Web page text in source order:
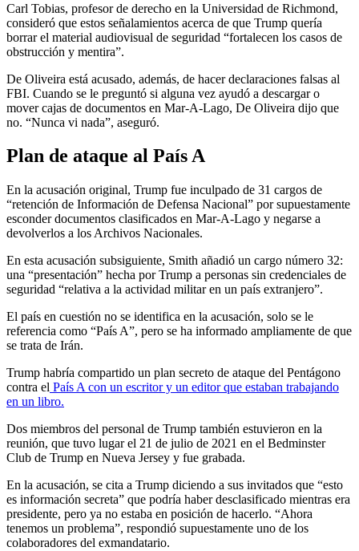
Carl Tobias, profesor de derecho en la Universidad de Richmond,
consideró que estos señalamientos acerca de que Trump quería
borrar el material audiovisual de seguridad “fortalecen los casos de
obstrucción y mentira”.
De Oliveira está acusado, además, de hacer declaraciones falsas al
FBI. Cuando se le preguntó si alguna vez ayudó a descargar o
mover cajas de documentos en Mar-A-Lago, De Oliveira dijo que
no. “Nunca vi nada”, aseguró.
Plan de ataque al País A
En la acusación original, Trump fue inculpado de 31 cargos de
“retención de Información de Defensa Nacional” por supuestamente
esconder documentos clasificados en Mar-A-Lago y negarse a
devolverlos a los Archivos Nacionales.
En esta acusación subsiguiente, Smith añadió un cargo número 32:
una “presentación” hecha por Trump a personas sin credenciales de
seguridad “relativa a la actividad militar en un país extranjero”.
El país en cuestión no se identifica en la acusación, solo se le
referencia como “País A”, pero se ha informado ampliamente de que
se trata de Irán.
Trump habría compartido un plan secreto de ataque del Pentágono
contra el País A con un escritor y un editor que estaban trabajando
en un libro.
Dos miembros del personal de Trump también estuvieron en la
reunión, que tuvo lugar el 21 de julio de 2021 en el Bedminster
Club de Trump en Nueva Jersey y fue grabada.
En la acusación, se cita a Trump diciendo a sus invitados que “esto
es información secreta” que podría haber desclasificado mientras era
presidente, pero ya no estaba en posición de hacerlo. “Ahora
tenemos un problema”, respondió supuestamente uno de los
colaboradores del exmandatario.